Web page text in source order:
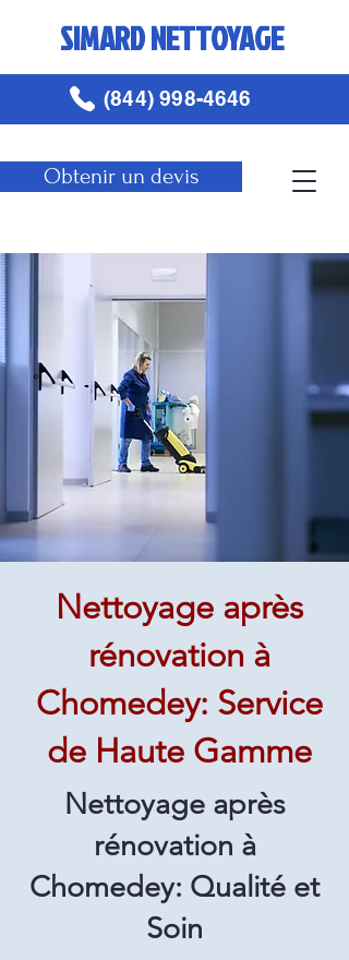
SIMARD NETTOYAGE
Obtenir un devis
(844) 998-4646
Nettoyage après
rénovation à
Chomedey: Service
de Haute Gamme
Nettoyage après
rénovation à
Chomedey: Qualité et
Soin